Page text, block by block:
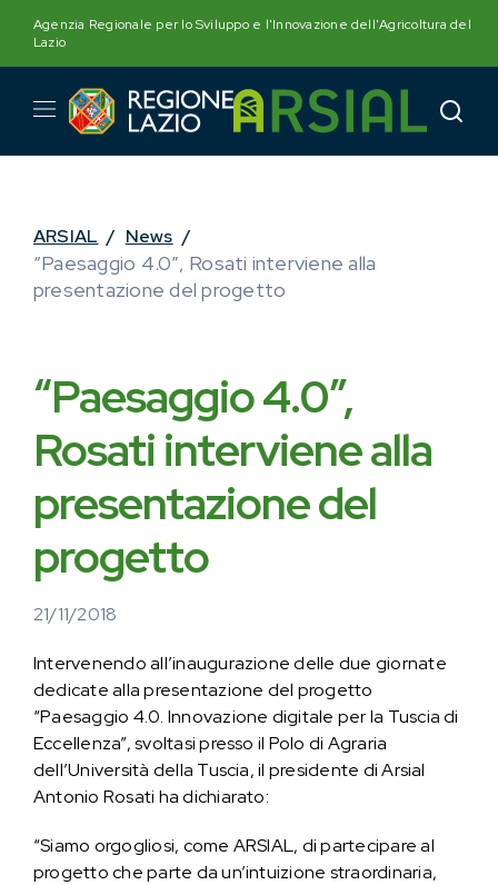
content
Agenzia Regionale per lo Sviluppo e l'Innovazione dell'Agricoltura del
Lazio
ARSIAL / News /
“Paesaggio 4.0”, Rosati interviene alla
presentazione del progetto
“Paesaggio 4.0”,
Rosati interviene alla
presentazione del
progetto
21/11/2018
Intervenendo all’inaugurazione delle due giornate
dedicate alla presentazione del progetto
“Paesaggio 4.0. Innovazione digitale per la Tuscia di
Eccellenza”, svoltasi presso il Polo di Agraria
dell’Università della Tuscia, il presidente di Arsial
Antonio Rosati ha dichiarato:
“Siamo orgogliosi, come ARSIAL, di partecipare al
progetto che parte da un’intuizione straordinaria,